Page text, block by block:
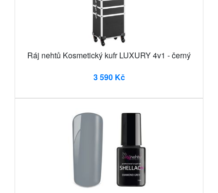
Ráj nehtů Kosmetický kufr LUXURY 4v1 - černý
3 590 Kč